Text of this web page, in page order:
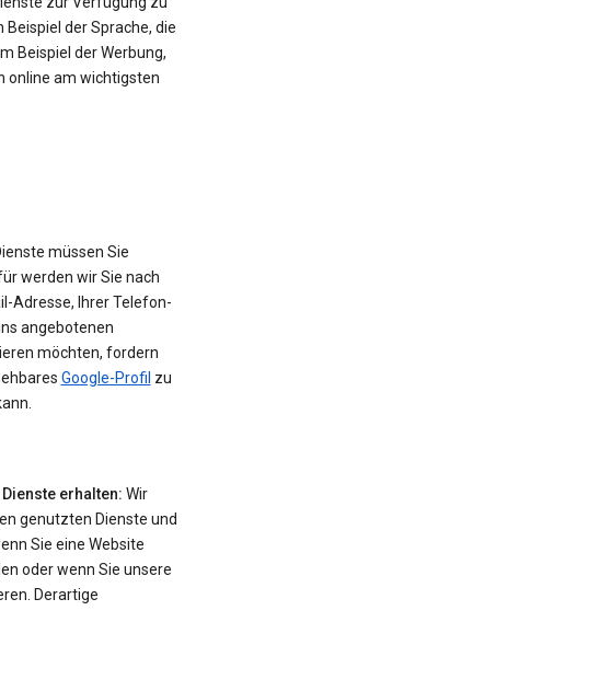
der Sprache, die
Beispiel der Werbung,
online am wichtigsten
müssen Sie
werden wir Sie nach
Adresse, Ihrer Telefon-
angebotenen
möchten, fordern
Google-Profil zu
erhalten: Wir
genutzten Dienste und
Sie eine Website
oder wenn Sie unsere
Derartige